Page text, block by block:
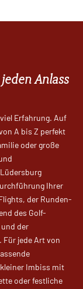
Anlass
Erfahrung. Auf
A bis Z perfekt
oder große
Ihrer
der Runden-
des Golf-
der
Für jede Art von
Imbiss mit
oder festliche